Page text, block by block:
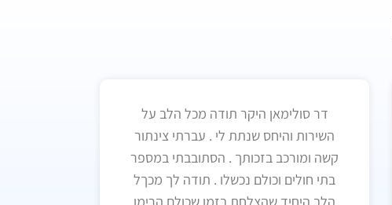
דר סולימאן היקר תודה מכל הלב על
השירות והיחס שנתת לי . עברתי צינתור
קשה ומורכב בזכותך . הסתובבתי במספר
בתי חולים וכולם נכשלו . תודה לך מכךל
הלב היחיד שהצלחת בזמן שכולם הרימו